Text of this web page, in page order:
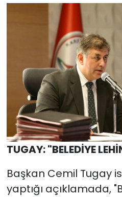
TUGAY: "BELEDİYE
Başkan Cemil Tugay
yaptığı açıklamada,